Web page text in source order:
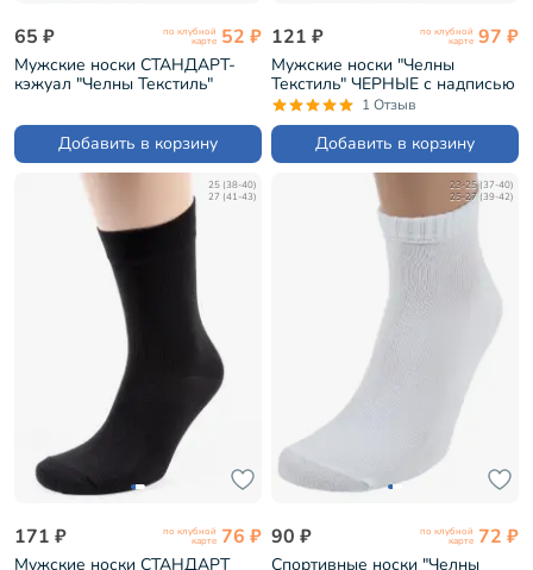
65 ₽ по клубной
карте 52 ₽
Мужские носки СТАНДАРТ-
кэжуал "Челны Текстиль"
(L34-К7)
Добавить в корзину
121 ₽ по клубной
карте 97 ₽
Мужские носки "Челны
Текстиль" ЧЕРНЫЕ с надписью
"The Boss" (L34/Н)
1 Отзыв
Добавить в корзину
25 (38-40)
27 (41-43)
171 ₽ по клубной
карте 76 ₽
Мужские носки СТАНДАРТ
23-25 (37-40)
25-27 (39-42)
90 ₽ по клубной
карте 72 ₽
Спортивные носки "Челны